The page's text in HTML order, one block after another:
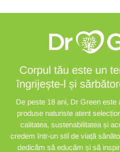
Corpul tău este un
îngrijește-l și
De peste 18 ani, Dr Green este
produse naturiste atent
calitatea, sustenabilitatea și
credem într-un stil de viață
dedicăm să educăm și să